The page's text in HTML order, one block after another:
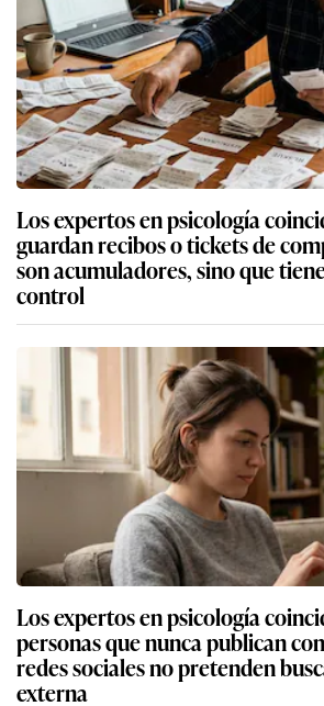
Los expertos en psicología
guardan recibos o tickets de
son acumuladores, sino que
control
Los expertos en psicología
personas que nunca publican
redes sociales no pretenden
externa